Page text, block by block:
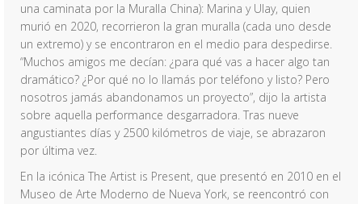
una caminata por la Muralla China): Marina y Ulay, quien
murió en 2020, recorrieron la gran muralla (cada uno desde
un extremo) y se encontraron en el medio para despedirse.
“Muchos amigos me decían: ¿para qué vas a hacer algo tan
dramático? ¿Por qué no lo llamás por teléfono y listo? Pero
nosotros jamás abandonamos un proyecto”, dijo la artista
sobre aquella performance desgarradora. Tras nueve
angustiantes días y 2500 kilómetros de viaje, se abrazaron
por última vez.
En la icónica The Artist is Present, que presentó en 2010 en el
Museo de Arte Moderno de Nueva York, se reencontró con